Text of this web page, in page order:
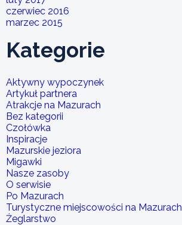
czerwiec 2016
marzec 2015
Kategorie
Aktywny wypoczynek
Artykuł partnera
Atrakcje na Mazurach
Bez kategorii
Czołówka
Inspiracje
Mazurskie jeziora
Migawki
Nasze zasoby
O serwisie
Po Mazurach
Turystyczne miejscowości na Mazurach
Żeglarstwo